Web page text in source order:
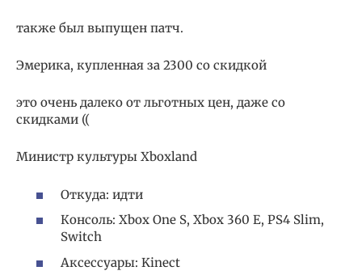
также был выпущен патч.
Эмерика, купленная за 2300 со скидкой
это очень далеко от льготных цен, даже со
скидками ((
Министр культуры Xboxland
Откуда: идти
Консоль: Xbox One S, Xbox 360 E, PS4 Slim,
Switch
Аксессуары: Kinect